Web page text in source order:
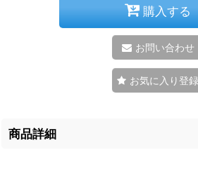
購入する
お問い合わせ
お気に入り登録
商品詳細